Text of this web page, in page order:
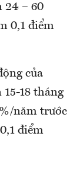
24 – 60
0,1 điểm
của
18 tháng
năm trước
điểm